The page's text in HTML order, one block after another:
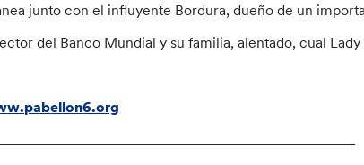
junto con el influyente Bordura, dueño de un
del Banco Mundial y su familia, alentado, cual